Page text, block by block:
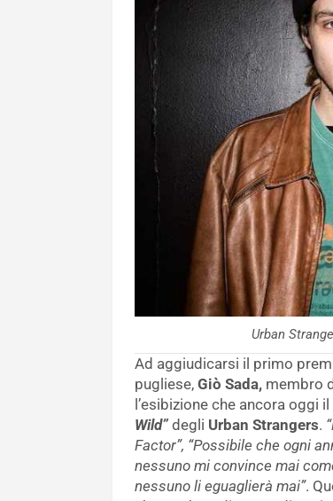
Urban
Ad aggiudicarsi il primo
pugliese, Giò Sada, membro
l’esibizione che ancora oggi
Wild”degli Urban Strangers.
Factor”, “Possibile che ogni
nessuno mi convince mai
nessuno li eguaglierà mai”.